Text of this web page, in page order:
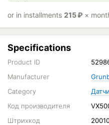
or in installments 215₽ ×
Specifications
Product ID
Manufacturer
Category
Код производителя
Штрихкод